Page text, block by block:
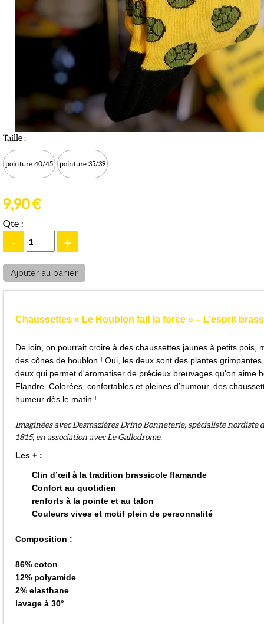
Taille :
pointure 40/45 pointure 35/39
9,90 €
Qte :
- +
Chaussettes « Le Houblon fait la force » – L’esprit
De loin, on pourrait croire à des chaussettes jaunes à petits pois,
des cônes de houblon ! Oui, les deux sont des plantes
deux qui permet d'aromatiser de précieux breuvages qu'on aime
Flandre. Colorées, confortables et pleines d’humour, des
humeur dès le matin !
Imaginées avec Desmazières Drino Bonneterie, spécialiste nordiste
1815, en association avec Le Gallodrome.
Les + :
Clin d’œil à la tradition brassicole flamande
Confort au quotidien
renforts à la pointe et au talon
Couleurs vives et motif plein de personnalité
Composition :
86% coton
12% polyamide
2% elasthane
lavage à 30°